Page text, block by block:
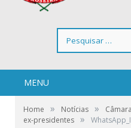
por:
MENU
Home » Notícias »
ex-presidentes »